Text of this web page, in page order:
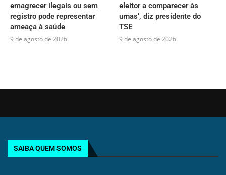
emagrecer ilegais ou sem
registro pode representar
ameaça à saúde
9 de agosto de 2026
eleitor a comparecer às
urnas’, diz presidente do
TSE
9 de agosto de 2026
SAIBA QUEM SOMOS